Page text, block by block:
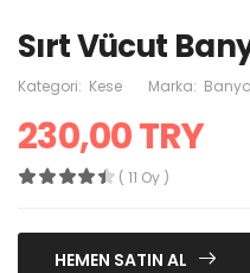
Sırt Vücut
Kategori: Kese Marka:
230,00 TRY
( 11 Oy )
HEMEN SATIN AL